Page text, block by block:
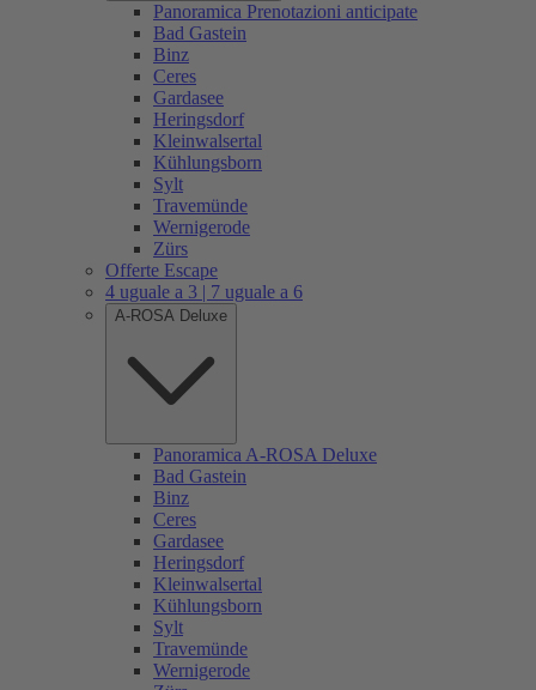
Panoramica Prenotazioni anticipate
Bad Gastein
Binz
Ceres
Gardasee
Heringsdorf
Kleinwalsertal
Kühlungsborn
Sylt
Travemünde
Wernigerode
Zürs
Offerte Escape
4 uguale a 3 | 7 uguale a 6
A-ROSA Deluxe
Panoramica A-ROSA Deluxe
Bad Gastein
Binz
Ceres
Gardasee
Heringsdorf
Kleinwalsertal
Kühlungsborn
Sylt
Travemünde
Wernigerode